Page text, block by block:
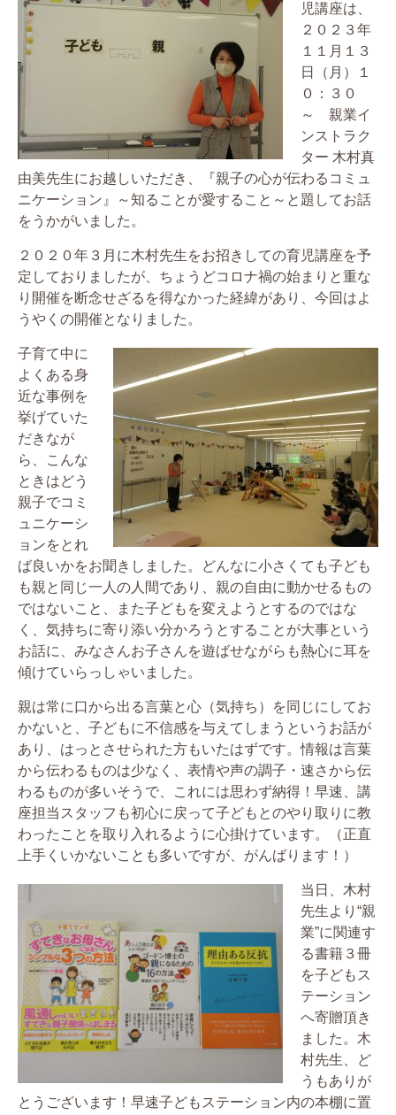
児講座は、
２０２３年
１１月１３
日（月）１
０：３０
～ 親業イ
ンストラク
ター 木村真
由美先生にお越しいただき、『親子の心が伝わるコミュ
ニケーション』～知ることが愛すること～と題してお話
をうかがいました。
２０２０年３月に木村先生をお招きしての育児講座を予
定しておりましたが、ちょうどコロナ禍の始まりと重な
り開催を断念せざるを得なかった経緯があり、今回はよ
うやくの開催となりました。
子育て中に
よくある身
近な事例を
挙げていた
だきなが
ら、こんな
ときはどう
親子でコミ
ュニケーシ
ョンをとれ
ば良いかをお聞きしました。どんなに小さくても子ども
も親と同じ一人の人間であり、親の自由に動かせるもの
ではないこと、また子どもを変えようとするのではな
く、気持ちに寄り添い分かろうとすることが大事という
お話に、みなさんお子さんを遊ばせながらも熱心に耳を
傾けていらっしゃいました。
親は常に口から出る言葉と心（気持ち）を同じにしてお
かないと、子どもに不信感を与えてしまうというお話が
あり、はっとさせられた方もいたはずです。情報は言葉
から伝わるものは少なく、表情や声の調子・速さから伝
わるものが多いそうで、これには思わず納得！早速、講
座担当スタッフも初心に戻って子どもとのやり取りに教
わったことを取り入れるように心掛けています。（正直
上手くいかないことも多いですが、がんばります！）
当日、木村
先生より“親
業”に関連す
る書籍３冊
を子どもス
テーション
へ寄贈頂き
ました。木
村先生、ど
うもありが
とうございます！早速子どもステーション内の本棚に置